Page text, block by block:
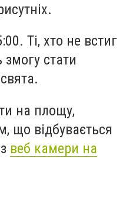
Ті, хто не встиг
стати
на площу,
що відбувається
веб камери на